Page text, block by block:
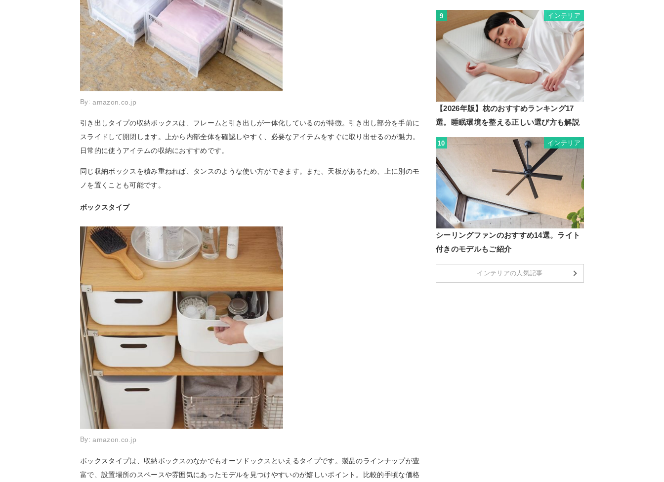
By:amazon.co.jp
引き出しタイプの収納ボックスは、フレームと引き出しが一体化しているのが特徴。引き出し部分を手前に
スライドして開閉します。上から内部全体を確認しやすく、必要なアイテムをすぐに取り出せるのが魅力。
日常的に使うアイテムの収納におすすめです。
同じ収納ボックスを積み重ねれば、タンスのような使い方ができます。また、天板があるため、上に別のモ
ノを置くことも可能です。
ボックスタイプ
By:amazon.co.jp
ボックスタイプは、収納ボックスのなかでもオーソドックスといえるタイプです。製品のラインナップが豊
富で、設置場所のスペースや雰囲気にあったモデルを見つけやすいのが嬉しいポイント。比較的手頃な価格
9 インテリア
【2026年版】枕のおすすめランキング17
選。睡眠環境を整える正しい選び方も解説
10 インテリア
シーリングファンのおすすめ14選。ライト
付きのモデルもご紹介
インテリアの人気記事